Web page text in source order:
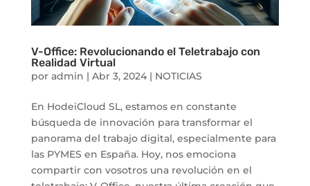
V-Office: Revolucionando el Teletrabajo con
Realidad Virtual
por admin | Abr 3, 2024| NOTICIAS
En HodeiCloud SL, estamos en constante
búsqueda de innovación para transformar el
panorama del trabajo digital, especialmente para
las PYMES en España. Hoy, nos emociona
compartir con vosotros una revolución en el